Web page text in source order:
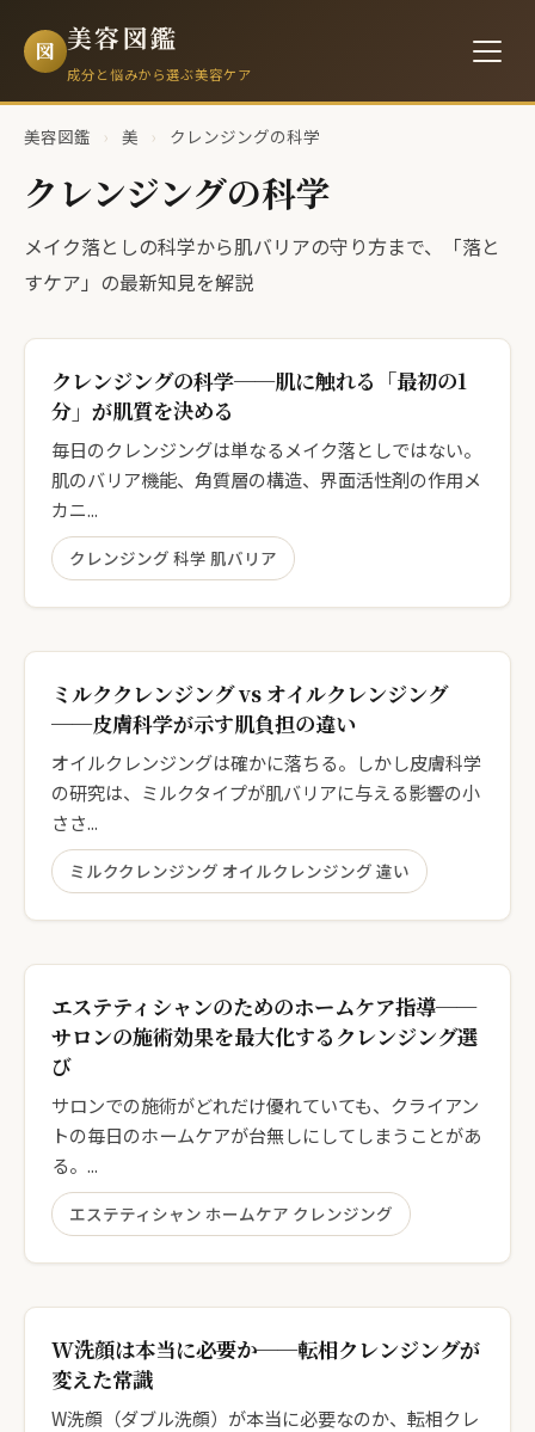
図 美容図鑑
成分と悩みから選ぶ美容ケア
美容図鑑 › 美 › クレンジングの科学
クレンジングの科学
メイク落としの科学から肌バリアの守り方まで、「落と
すケア」の最新知見を解説
クレンジングの科学──肌に触れる「最初の1
分」が肌質を決める
毎日のクレンジングは単なるメイク落としではない。
肌のバリア機能、角質層の構造、界面活性剤の作用メ
カニ...
クレンジング 科学 肌バリア
ミルククレンジング vs オイルクレンジング
──皮膚科学が示す肌負担の違い
オイルクレンジングは確かに落ちる。しかし皮膚科学
の研究は、ミルクタイプが肌バリアに与える影響の小
ささ...
ミルククレンジング オイルクレンジング 違い
エステティシャンのためのホームケア指導──
サロンの施術効果を最大化するクレンジング選
び
サロンでの施術がどれだけ優れていても、クライアン
トの毎日のホームケアが台無しにしてしまうことがあ
る。...
エステティシャン ホームケア クレンジング
W洗顔は本当に必要か──転相クレンジングが
変えた常識
W洗顔（ダブル洗顔）が本当に必要なのか、転相クレ